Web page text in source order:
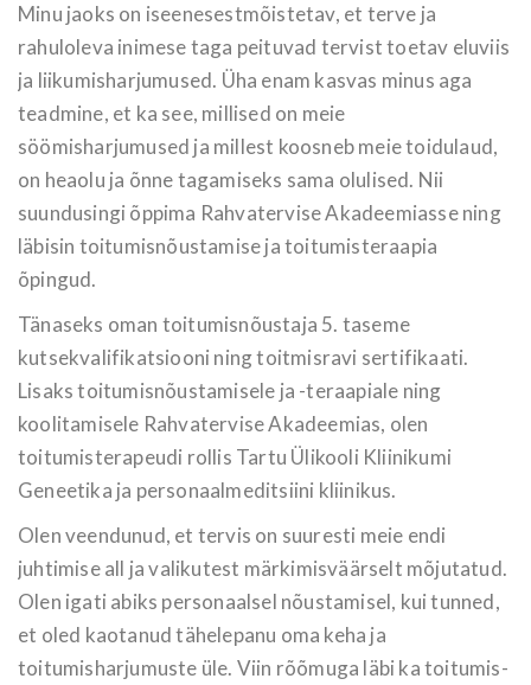
Minu jaoks on iseenesestmõistetav, et terve ja
rahuloleva inimese taga peituvad tervist toetav eluviis
ja liikumisharjumused. Üha enam kasvas minus aga
teadmine, et ka see, millised on meie
söömisharjumused ja millest koosneb meie toidulaud,
on heaolu ja õnne tagamiseks sama olulised. Nii
suundusingi õppima Rahvatervise Akadeemiasse ning
läbisin toitumisnõustamise ja toitumisteraapia
õpingud.
Tänaseks oman toitumisnõustaja 5. taseme
kutsekvalifikatsiooni ning toitmisravi sertifikaati.
Lisaks toitumisnõustamisele ja -teraapiale ning
koolitamisele Rahvatervise Akadeemias, olen
toitumisterapeudi rollis Tartu Ülikooli Kliinikumi
Geneetika ja personaalmeditsiini kliinikus.
Olen veendunud, et tervis on suuresti meie endi
juhtimise all ja valikutest märkimisväärselt mõjutatud.
Olen igati abiks personaalsel nõustamisel, kui tunned,
et oled kaotanud tähelepanu oma keha ja
toitumisharjumuste üle. Viin rõõmuga läbi ka toitumis-